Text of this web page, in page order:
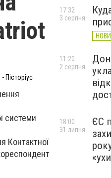
Пісторіус
системи
Контактної
17:32
3 серпня
11:20
2 серпня
ЄС
18:00
31 липня